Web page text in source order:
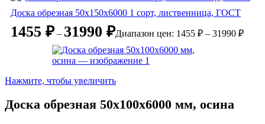
Доска обрезная 50х150х6000 1 сорт, лиственница, ГОСТ
1455 ₽ – 31990 ₽Диапазон цен: 1455 ₽ – 31990 ₽
Нажмите, чтобы увеличить
Доска обрезная 50х100х6000 мм, осина